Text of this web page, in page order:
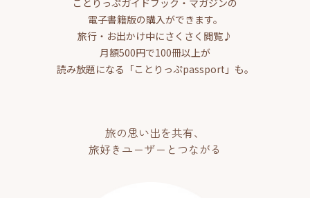
ことりっぷガイドブック・マガジンの
電子書籍版の購入ができます。
旅行・お出かけ中にさくさく閲覧♪
月額500円で100冊以上が
読み放題になる「ことりっぷpassport」も。
旅の思い出を共有、
旅好きユーザーとつながる